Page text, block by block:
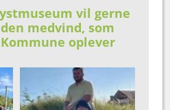
vil gerne
medvind, som
oplever